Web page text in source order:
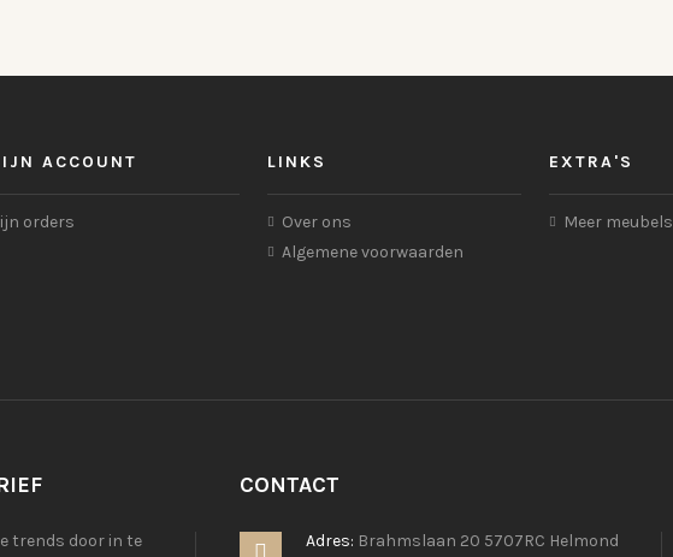
ACCOUNT
orders
LINKS
Over ons
Algemene voorwaarden
EXTRA'S
Meer meubels
trends door in te
CONTACT
Adres: Brahmslaan 20 5707RC Helmond